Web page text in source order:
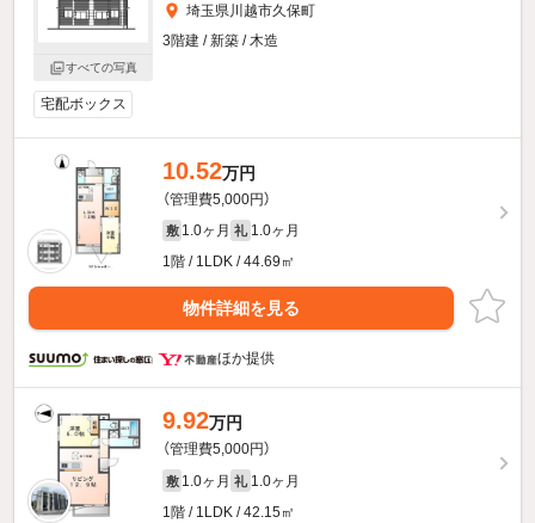
すべての写真
埼玉県川越市久保町
3階建 / 新築 / 木造
宅配ボックス
10.52万円
（管理費5,000円）
敷 1.0ヶ月 礼 1.0ヶ月
1階 / 1LDK / 44.69㎡
物件詳細を見る
ほか提供
9.92万円
（管理費5,000円）
敷 1.0ヶ月 礼 1.0ヶ月
1階 / 1LDK / 42.15㎡